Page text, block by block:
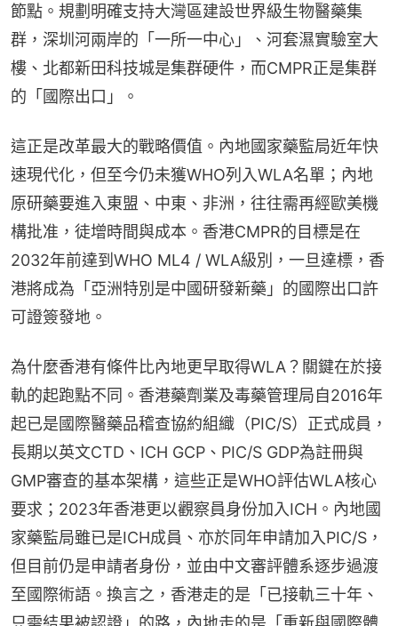
節點。規劃明確支持大灣區建設世界級生物醫藥集
群，深圳河兩岸的「一所一中心」、河套濕實驗室大
樓、北都新田科技城是集群硬件，而CMPR正是集群
的「國際出口」。
這正是改革最大的戰略價值。內地國家藥監局近年快
速現代化，但至今仍未獲WHO列入WLA名單；內地
原研藥要進入東盟、中東、非洲，往往需再經歐美機
構批准，徒增時間與成本。香港CMPR的目標是在
2032年前達到WHO ML4 / WLA級別，一旦達標，香
港將成為「亞洲特別是中國研發新藥」的國際出口許
可證簽發地。
為什麼香港有條件比內地更早取得WLA？關鍵在於接
軌的起跑點不同。香港藥劑業及毒藥管理局自2016年
起已是國際醫藥品稽查協約組織（PIC/S）正式成員，
長期以英文CTD、ICH GCP、PIC/S GDP為註冊與
GMP審查的基本架構，這些正是WHO評估WLA核心
要求；2023年香港更以觀察員身份加入ICH。內地國
家藥監局雖已是ICH成員、亦於同年申請加入PIC/S，
但目前仍是申請者身份，並由中文審評體系逐步過渡
至國際術語。換言之，香港走的是「已接軌三十年、